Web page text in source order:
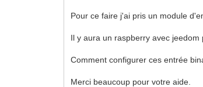
Pour ce faire j'ai pris un module
Il y aura un raspberry avec jeedom
Comment configurer ces entrée
Merci beaucoup pour votre aide.